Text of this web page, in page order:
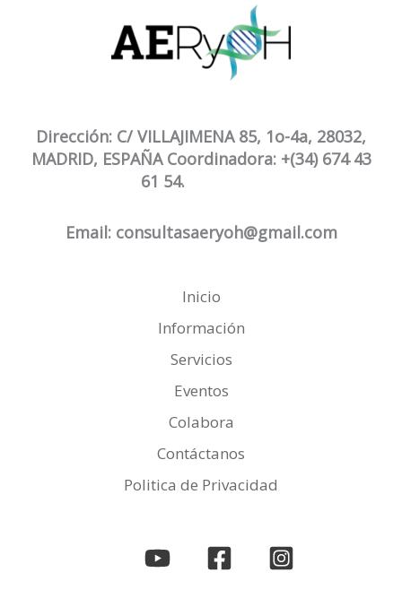
Dirección: C/ VILLAJIMENA 85, 1o-4a, 28032,
MADRID, ESPAÑA Coordinadora: +(34) 674 43
61 54.
Email: consultasaeryoh@gmail.com
Inicio
Información
Servicios
Eventos
Colabora
Contáctanos
Politica de Privacidad